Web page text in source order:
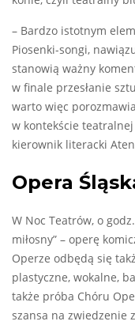
– Bardzo istotnym
Piosenki-songi,
stanowią ważny
w finale przesłanie
warto więc
w kontekście
kierownik literacki
Opera
W Noc Teatrów, o
miłosny” – operę
Operze odbędą się
plastyczne, wokalne,
także próba Chóru
szansa na zwiedzenie